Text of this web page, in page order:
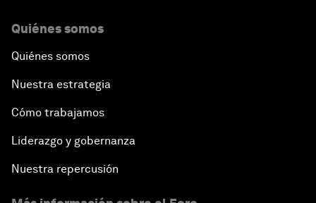
Quiénes somos
Quiénes somos
Nuestra estrategia
Cómo trabajamos
Liderazgo y gobernanza
Nuestra repercusión